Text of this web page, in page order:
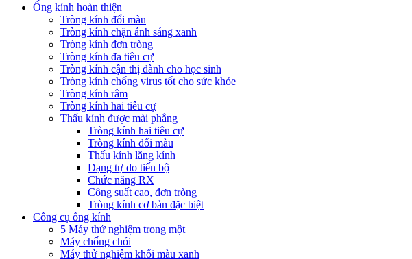
Ống kính hoàn thiện
Tròng kính đổi màu
Tròng kính chặn ánh sáng xanh
Tròng kính đơn tròng
Tròng kính đa tiêu cự
Tròng kính cận thị dành cho học sinh
Tròng kính chống virus tốt cho sức khỏe
Tròng kính râm
Tròng kính hai tiêu cự
Thấu kính được mài phẳng
Tròng kính hai tiêu cự
Tròng kính đổi màu
Thấu kính lăng kính
Dạng tự do tiến bộ
Chức năng RX
Công suất cao, đơn tròng
Tròng kính cơ bản đặc biệt
Công cụ ống kính
5 Máy thử nghiệm trong một
Máy chống chói
Máy thử nghiệm khối màu xanh